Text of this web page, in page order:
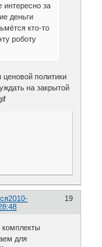
интересно за
деньги
кто-то
роботу
политики
на закрытой
19
2010-
комплекты
для